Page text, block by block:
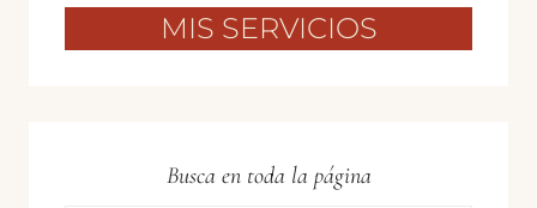
MIS SERVICIOS
Busca en toda la página